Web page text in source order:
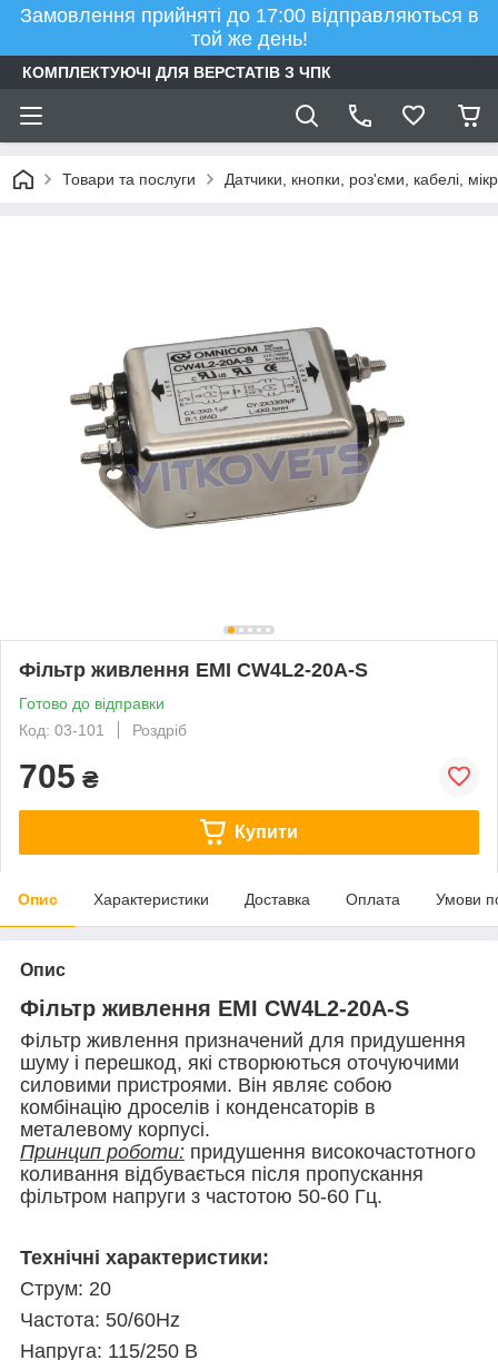
Замовлення прийняті до 17:00 відправляються в
той же день!
КОМПЛЕКТУЮЧІ ДЛЯ ВЕРСТАТІВ З ЧПК
Товари та послуги Датчики, кнопки, роз'єми, кабелі,
Фільтр живлення EMI CW4L2-20A-S
Готово до відправки
Код: 03-101
Роздріб
705 ₴
Купити
Опис Характеристики Доставка Оплата Умови
Опис
Фільтр живлення EMI CW4L2-20A-S
Фільтр живлення призначений для придушення
шуму і перешкод, які створюються оточуючими
силовими пристроями. Він являє собою
комбінацію дроселів і конденсаторів в
металевому корпусі.
Принцип роботи: придушення високочастотного
коливання відбувається після пропускання
фільтром напруги з частотою 50-60 Гц.
Технічні характеристики:
Струм: 20
Частота: 50/60Hz
Напруга: 115/250 В